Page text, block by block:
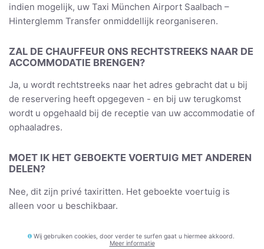
indien mogelijk, uw Taxi München Airport Saalbach –
Hinterglemm Transfer onmiddellijk reorganiseren.
ZAL DE CHAUFFEUR ONS RECHTSTREEKS NAAR DE
ACCOMMODATIE BRENGEN?
Ja, u wordt rechtstreeks naar het adres gebracht dat u bij
de reservering heeft opgegeven - en bij uw terugkomst
wordt u opgehaald bij de receptie van uw accommodatie of
ophaaladres.
MOET IK HET GEBOEKTE VOERTUIG MET ANDEREN
DELEN?
Nee, dit zijn privé taxiritten. Het geboekte voertuig is
alleen voor u beschikbaar.
HEB IK EEN CREDITCARD NODIG OM MIJN BOEKING
Wij gebruiken cookies, door verder te surfen gaat u hiermee akkoord.
Meer informatie